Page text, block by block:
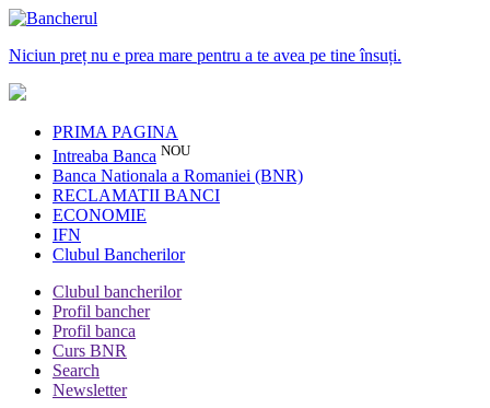
Niciun preț nu e prea mare pentru a te avea pe tine însuți.
PRIMA PAGINA
Intreaba Banca NOU
Banca Nationala a Romaniei (BNR)
RECLAMATII BANCI
ECONOMIE
IFN
Clubul Bancherilor
Clubul bancherilor
Profil bancher
Profil banca
Curs BNR
Search
Newsletter